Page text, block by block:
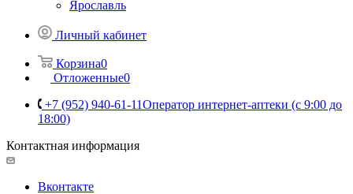
Ярославль
Личный кабинет
Корзина0
Отложенные0
+7 (952) 940-61-11Оператор интернет-аптеки (с 9:00 до
18:00)
Контактная информация
Вконтакте